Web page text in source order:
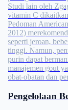
Studi lain oleh
vitamin C
Pedoman
2012)
seperti jeroan,
tinggi. Namun,
purin dapat
manajemen gout
obat-obatan dan
Pengelolaan